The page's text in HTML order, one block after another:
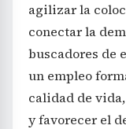
agilizar la
conectar la
buscadores de
un empleo
calidad de
y favorecer el